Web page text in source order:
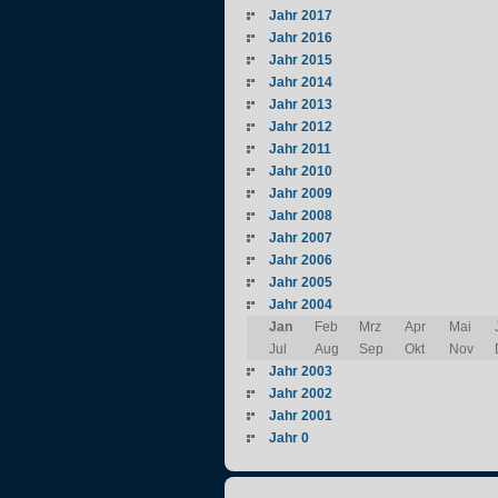
Jahr 2017
Jahr 2016
Jahr 2015
Jahr 2014
Jahr 2013
Jahr 2012
Jahr 2011
Jahr 2010
Jahr 2009
Jahr 2008
Jahr 2007
Jahr 2006
Jahr 2005
Jahr 2004
Jan
Feb Mrz Apr Mai
Jul
Aug Sep Okt Nov
Jahr 2003
Jahr 2002
Jahr 2001
Jahr 0